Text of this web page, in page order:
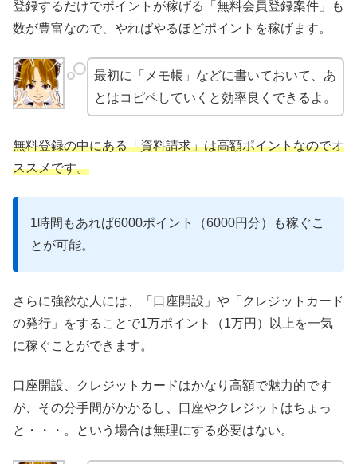
登録するだけでポイントが稼げる「無料会員登録案件」も
数が豊富なので、やればやるほどポイントを稼げます。
最初に「メモ帳」などに書いておいて、あ
とはコピペしていくと効率良くできるよ。
無料登録の中にある「資料請求」は高額ポイントなのでオ
ススメです。
1時間もあれば6000ポイント（6000円分）も稼ぐこ
とが可能。
さらに強欲な人には、「口座開設」や「クレジットカード
の発行」をすることで1万ポイント（1万円）以上を一気
に稼ぐことができます。
口座開設、クレジットカードはかなり高額で魅力的です
が、その分手間がかかるし、口座やクレジットはちょっ
と・・・。という場合は無理にする必要はない。